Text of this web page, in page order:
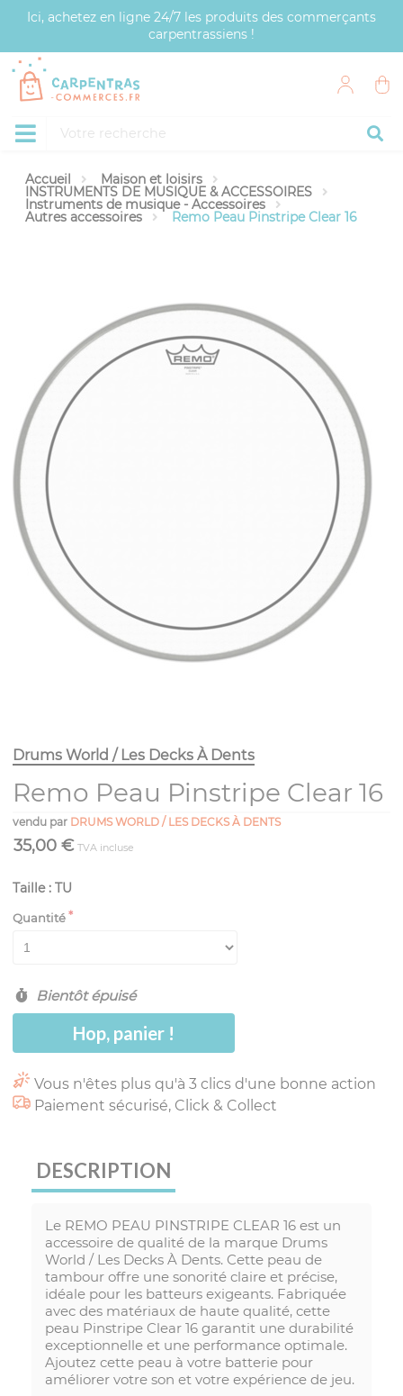
Ici, achetez en ligne 24/7 les produits des commerçants
carpentrassiens !
Accueil Maison et loisirs
INSTRUMENTS DE MUSIQUE & ACCESSOIRES
Instruments de musique - Accessoires
Autres accessoires Remo Peau Pinstripe Clear 16
Drums World / Les Decks À Dents
Remo Peau Pinstripe Clear 16
vendu par DRUMS WORLD / LES DECKS À DENTS
35,00 € TVA incluse
Taille : TU
Quantité
Bientôt épuisé
Hop, panier !
Vous n'êtes plus qu'à 3 clics d'une bonne action
Paiement sécurisé, Click & Collect
DESCRIPTION
Le REMO PEAU PINSTRIPE CLEAR 16 est un
accessoire de qualité de la marque Drums
World / Les Decks À Dents. Cette peau de
tambour offre une sonorité claire et précise,
idéale pour les batteurs exigeants. Fabriquée
avec des matériaux de haute qualité, cette
peau Pinstripe Clear 16 garantit une durabilité
exceptionnelle et une performance optimale.
Ajoutez cette peau à votre batterie pour
améliorer votre son et votre expérience de jeu.
Panneau de gestion des cookies